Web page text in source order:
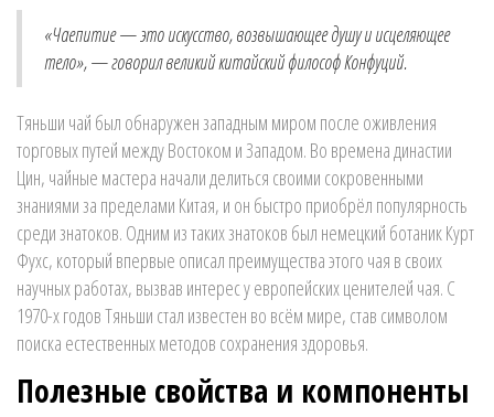
«Чаепитие — это искусство, возвышающее душу и исцеляющее
тело», — говорил великий китайский философ Конфуций.
Тяньши чай был обнаружен западным миром после оживления
торговых путей между Востоком и Западом. Во времена династии
Цин, чайные мастера начали делиться своими сокровенными
знаниями за пределами Китая, и он быстро приобрёл популярность
среди знатоков. Одним из таких знатоков был немецкий ботаник Курт
Фухс, который впервые описал преимущества этого чая в своих
научных работах, вызвав интерес у европейских ценителей чая. С
1970-х годов Тяньши стал известен во всём мире, став символом
поиска естественных методов сохранения здоровья.
Полезные свойства и компоненты